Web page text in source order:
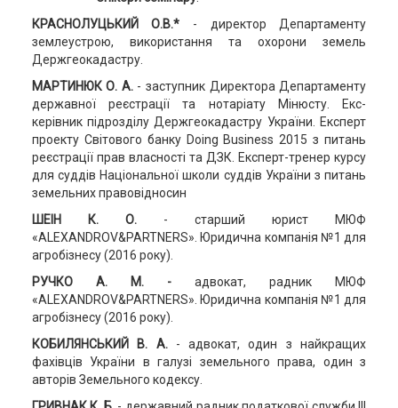
КРАСНОЛУЦЬКИЙ О.В.* - директор Департаменту
землеустрою, використання та охорони земель
Держгеокадастру.
МАРТИНЮК О. А.- заступник Директора Департаменту
державної реєстрації та нотаріату Мінюсту. Екс-
керівник підрозділу Держгеокадастру України. Експерт
проекту Світового банку Doing Business 2015 з питань
реєстрації прав власності та ДЗК. Експерт-тренер курсу
для суддів Національної школи суддів України з питань
земельних правовідносин
ШЕІН К. О.- старший юрист МЮФ
«ALEXANDROV&PARTNERS». Юридична компанія №1 для
агробізнесу (2016 року).
РУЧКО А. М. -адвокат, радник МЮФ
«ALEXANDROV&PARTNERS». Юридична компанія №1 для
агробізнесу (2016 року).
КОБИЛЯНСЬКИЙ В. А.- адвокат, один з найкращих
фахівців України в галузі земельного права, один з
авторів Земельного кодексу.